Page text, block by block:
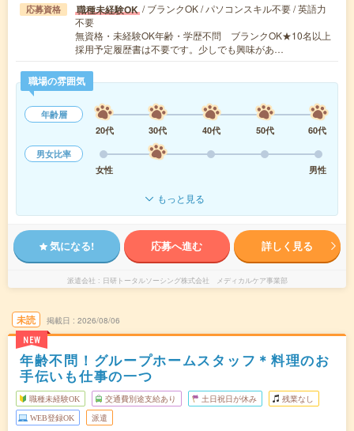
応募資格 職種未経験OK / ブランクOK / パソコンスキル不要 / 英語力
不要
無資格・未経験OK年齢・学歴不問 ブランクOK★10名以上
採用予定履歴書は不要です。少しでも興味があ…
職場の雰囲気
年齢層
20代
30代 40代 50代
60代
男女比率
女性
男性
もっと見る
気になる! 応募へ進む 詳しく見る
派遣会社 日研トータルソーシング株式会社 メディカルケア事業部
未読
NEW
掲載日 2026/08/06
年齢不問！グループホームスタッフ＊料理のお
手伝いも仕事の一つ
職種未経験OK 交通費別途支給あり 土日祝日が休み 残業なし
WEB登録OK 派遣